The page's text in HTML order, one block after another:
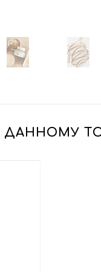
ДАННОМУ